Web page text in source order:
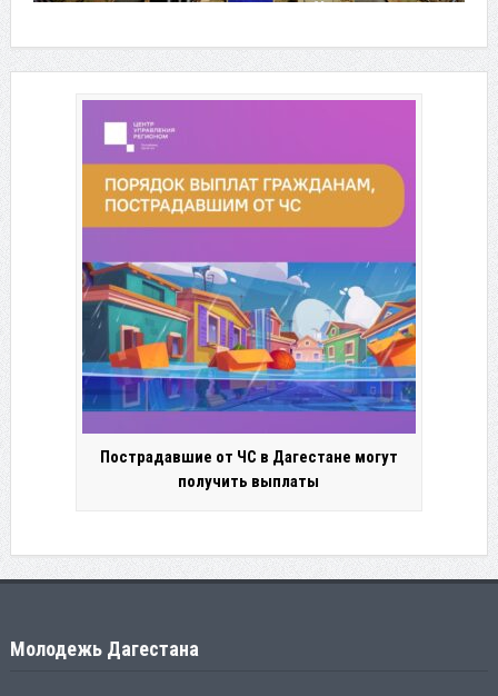
Пострадавшие от ЧС в Дагестане могут
получить выплаты
Молодежь Дагестана